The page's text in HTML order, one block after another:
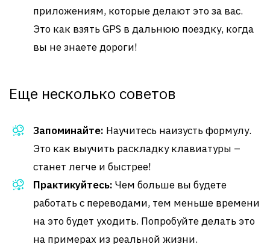
приложениям, которые делают это за вас.
Это как взять GPS в дальнюю поездку, когда
вы не знаете дороги!
Еще несколько советов
Запоминайте: Научитесь наизусть формулу.
Это как выучить раскладку клавиатуры –
станет легче и быстрее!
Практикуйтесь: Чем больше вы будете
работать с переводами, тем меньше времени
на это будет уходить. Попробуйте делать это
на примерах из реальной жизни.